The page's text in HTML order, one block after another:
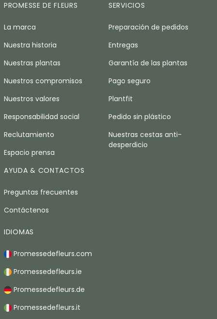
PROMESSE DE FLEURS
La marca
Nuestra historia
Nuestras plantas
Nuestros compromisos
Nuestros valores
Responsabilidad social
Reclutamiento
Espacio prensa
SERVICIOS
Preparación de pedidos
Entregas
Garantía de las plantas
Pago seguro
Plantfit
Pedido sin plástico
Nuestras cestas anti-
desperdicio
AYUDA & CONTACTOS
Preguntas frecuentes
Contáctenos
IDIOMAS
Promessedefleurs.com
Promessedefleurs.ie
Promessedefleurs.de
Promessedefleurs.it